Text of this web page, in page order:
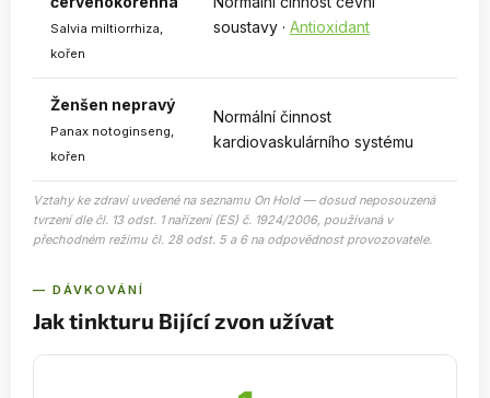
Salvia miltiorrhiza,
kořen
soustavy · Antioxidant
Ženšen nepravý
Panax notoginseng,
kořen
Normální činnost
kardiovaskulárního systému
Vztahy ke zdraví uvedené na seznamu On Hold — dosud neposouzená
tvrzení dle čl. 13 odst. 1 nařízení (ES) č. 1924/2006, používaná v
přechodném režimu čl. 28 odst. 5 a 6 na odpovědnost provozovatele.
— DÁVKOVÁNÍ
Jak tinkturu Bijící zvon užívat